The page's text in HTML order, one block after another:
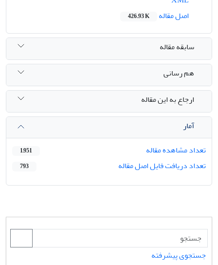
اصل مقاله
426.93 K
سابقه مقاله
هم رسانی
ارجاع به این مقاله
آمار
تعداد مشاهده مقاله
1,951
تعداد دریافت فایل اصل مقاله 793
جستجوی پیشرفته